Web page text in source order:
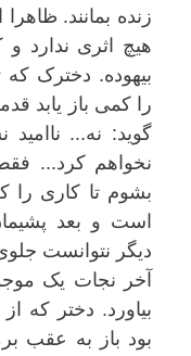
زنده بمانند. ظاهرا
هیچ اثری ندارد و
بیهوده. دخترک که
را کمی باز یابد
گوید: نه... ناامید
نخواهم کرد...
بشوم تا کاری را
است و بعد پشیمان
دیگر نتوانست جلوی
آخر نجات یک موجود
بیاورد. دختر که
بود باز به عقب